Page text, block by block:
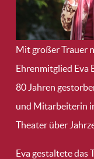
Mit großer Trauer
Ehrenmitglied Eva
80 Jahren
und Mitarbeiterin
Theater über
Eva gestaltete das